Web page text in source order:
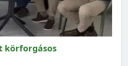
körforgásos